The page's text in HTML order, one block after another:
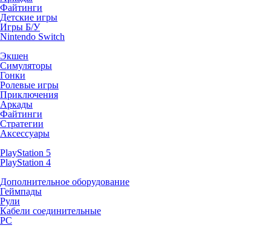
Файтинги
Детские игры
Игры Б/У
Nintendo Switch
Экшен
Симуляторы
Гонки
Ролевые игры
Приключения
Аркады
Файтинги
Стратегии
Аксессуары
PlayStation 5
PlayStation 4
Дополнительное оборудование
Геймпады
Рули
Кабели соединительные
PC